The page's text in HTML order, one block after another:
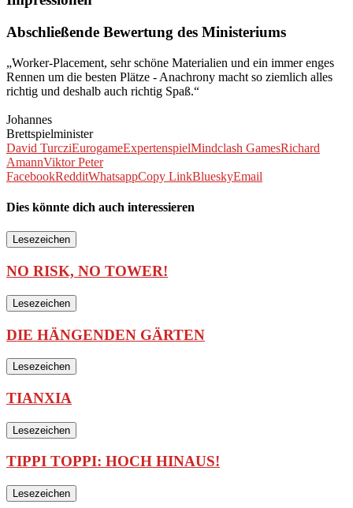
Abschließende Bewertung des Ministeriums
„Worker-Placement, sehr schöne Materialien und ein immer enges
Rennen um die besten Plätze - Anachrony macht so ziemlich alles
richtig und deshalb auch richtig Spaß.“
Johannes
Brettspielminister
David TurcziEurogameExpertenspielMindclash GamesRichard
AmannViktor Peter
FacebookRedditWhatsappCopy LinkBlueskyEmail
Dies könnte dich auch interessieren
Lesezeichen
NO RISK, NO TOWER!
Lesezeichen
DIE HÄNGENDEN GÄRTEN
Lesezeichen
TIANXIA
Lesezeichen
TIPPI TOPPI: HOCH HINAUS!
Lesezeichen